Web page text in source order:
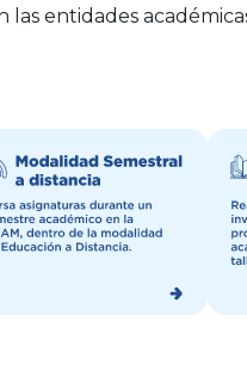
las entidades